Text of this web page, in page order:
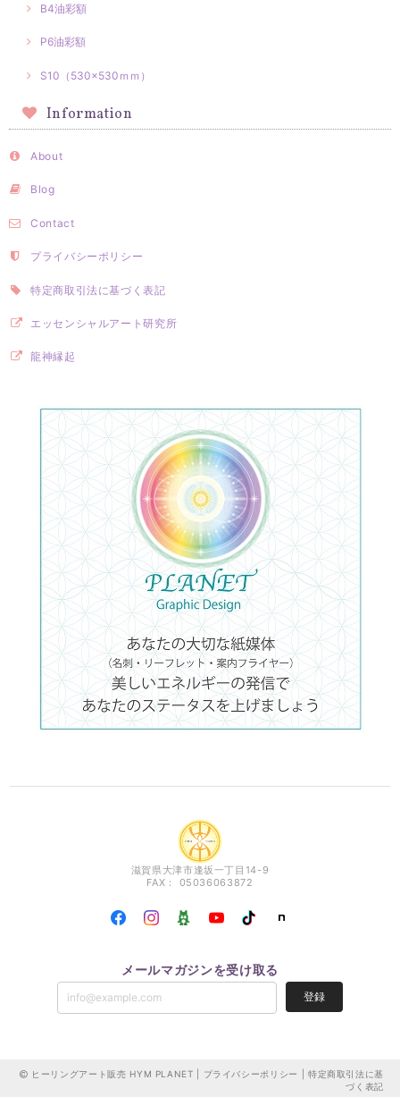
B4油彩額
P6油彩額
S10（530×530ｍｍ）
Information
About
Blog
Contact
プライバシーポリシー
特定商取引法に基づく表記
エッセンシャルアート研究所
龍神縁起
滋賀県大津市逢坂一丁目14-9
FAX： 05036063872
メールマガジンを受け取る
登録
ヒーリングアート販売 HYM PLANET | プライバシーポリシー
特定商取引法に基
づく表記